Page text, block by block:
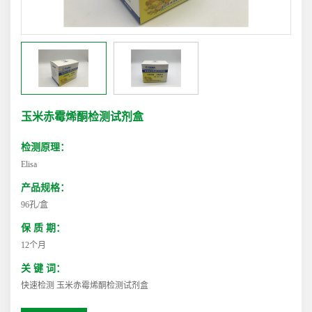
玉米赤霉烯酮检测试剂盒
检测原理：
Elisa
产品规格：
96孔/盒
保 质 期：
12个月
关 键 词：
快速检测 玉米赤霉烯酮检测试剂盒